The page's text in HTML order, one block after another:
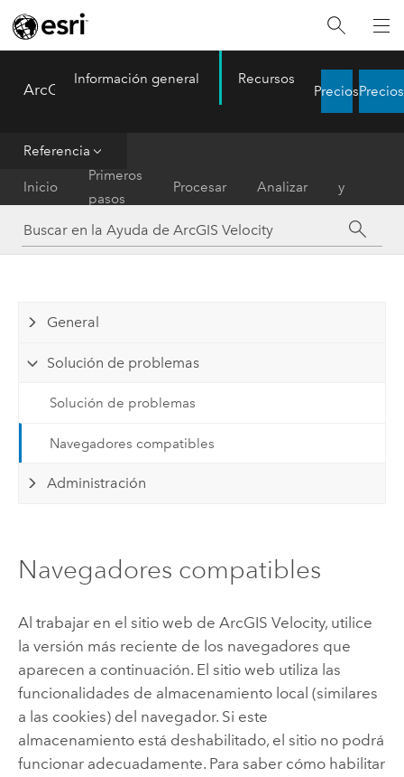
ArcGIS Velocity
Información general Recursos
PreciosPrecios
Referencia
Inicio
Primeros
pasos
Procesar Analizar
y
notificar
General
Solución de problemas
Solución de problemas
Navegadores compatibles
Administración
Navegadores compatibles
Al trabajar en el sitio web de ArcGIS Velocity, utilice
la versión más reciente de los navegadores que
aparecen a continuación. El sitio web utiliza las
funcionalidades de almacenamiento local (similares
a las cookies) del navegador. Si este
almacenamiento está deshabilitado, el sitio no podrá
funcionar adecuadamente. Para saber cómo habilitar